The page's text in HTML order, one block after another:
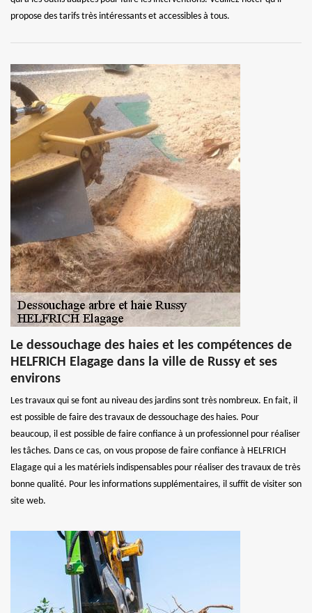
propose des tarifs très intéressants et accessibles à tous.
Le dessouchage des haies et les compétences de
HELFRICH Elagage dans la ville de Russy et ses
environs
Les travaux qui se font au niveau des jardins sont très nombreux. En fait, il
est possible de faire des travaux de dessouchage des haies. Pour
beaucoup, il est possible de faire confiance à un professionnel pour réaliser
les tâches. Dans ce cas, on vous propose de faire confiance à HELFRICH
Elagage qui a les matériels indispensables pour réaliser des travaux de très
bonne qualité. Pour les informations supplémentaires, il suffit de visiter son
site web.